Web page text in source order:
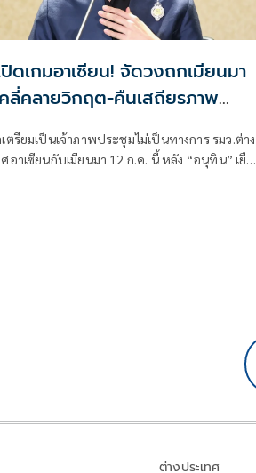
ปิดเกมอาเซียน! จัดวงถกเมียนมา
ลี่คลายวิกฤต-คืนเสถียรภาพ
ตรียมเป็นเจ้าภาพประชุมไม่เป็นทางการ รมว.ต่าง
อาเซียนกับเมียนมา 12 ก.ค. นี้ หลัง “อนุทิน” เยือน
ต่างประเทศ